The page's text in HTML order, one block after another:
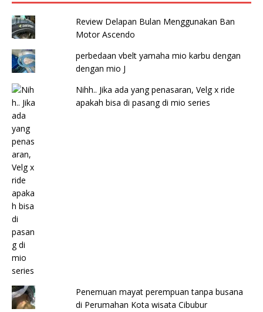
Review Delapan Bulan Menggunakan Ban
Motor Ascendo
perbedaan vbelt yamaha mio karbu dengan
dengan mio J
Nihh.. Jika ada yang penasaran, Velg x ride
apakah bisa di pasang di mio series
Penemuan mayat perempuan tanpa busana
di Perumahan Kota wisata Cibubur